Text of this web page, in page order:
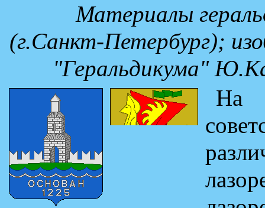
Материалы
(г.Санкт-Петербург);
"Геральдикума"
На